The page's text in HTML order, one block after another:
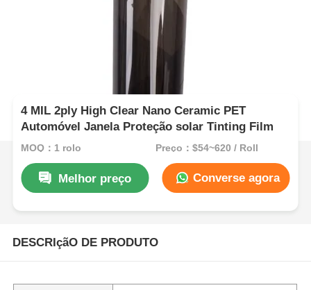
4 MIL 2ply High Clear Nano Ceramic PET
Automóvel Janela Proteção solar Tinting Film
MOQ：1 rolo Preço：$54~620 / Roll
Melhor preço Converse agora
DESCRIçãO DE PRODUTO